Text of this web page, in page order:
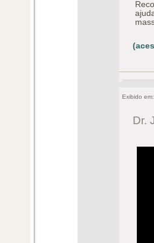
Exibido
Dr.